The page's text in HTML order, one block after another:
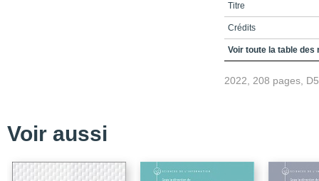
Titre
Crédits
Sommaire
Conclusion : liquides
Voir toute la table des
2022, 208 pages,
Voir aussi